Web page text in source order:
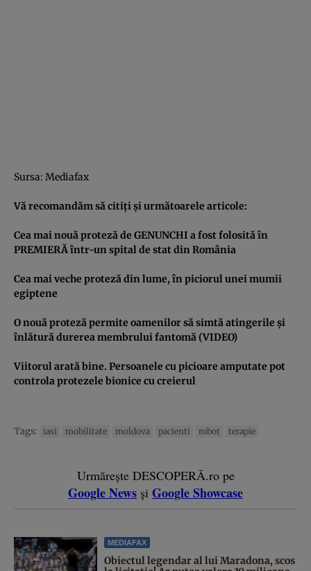
Sursa: Mediafax
Vă recomandăm să citiţi şi următoarele articole:
Cea mai nouă proteză de GENUNCHI a fost folosită în
PREMIERĂ într-un spital de stat din România
Cea mai veche proteză din lume, în piciorul unei mumii
egiptene
O nouă proteză permite oamenilor să simtă atingerile şi
înlătură durerea membrului fantomă (VIDEO)
Viitorul arată bine. Persoanele cu picioare amputate pot
controla protezele bionice cu creierul
Tags: iasi mobilitate moldova pacienti robot terapie
Urmărește DESCOPERĂ.ro pe
Google News și Google Showcase
MEDIAFAX
Obiectul legendar al lui Maradona, scos